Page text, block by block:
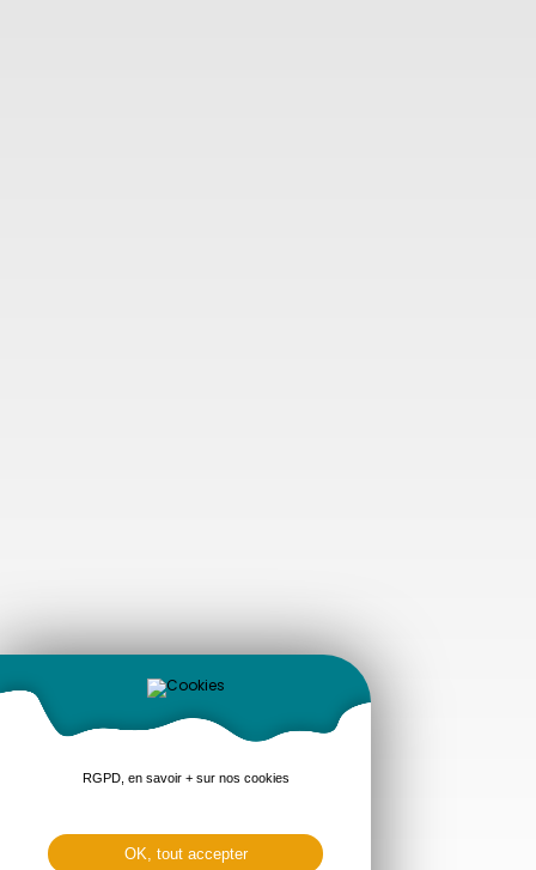
RGPD, en savoir + sur nos cookies
OK, tout accepter